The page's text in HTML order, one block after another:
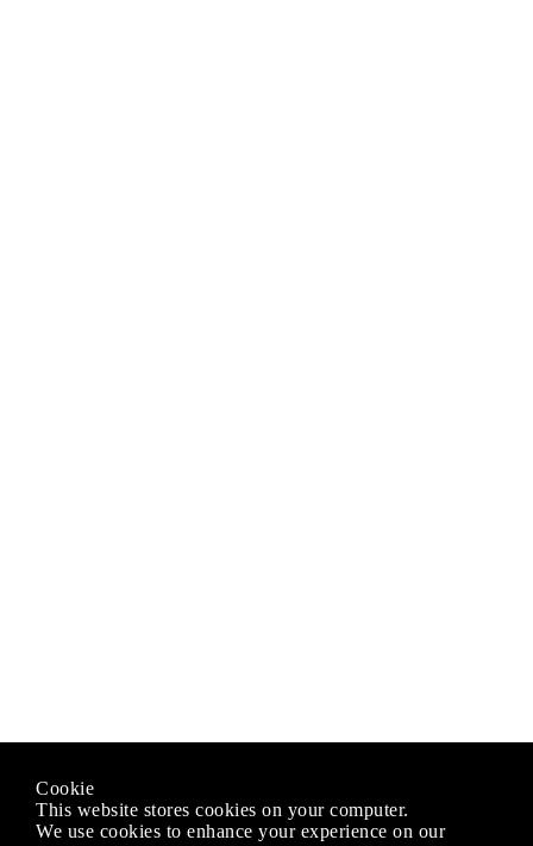
Cookie
This website stores cookies on your computer.
We use cookies to enhance your experience on our